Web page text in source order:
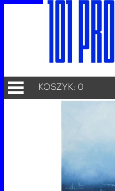
KOSZYK: 0